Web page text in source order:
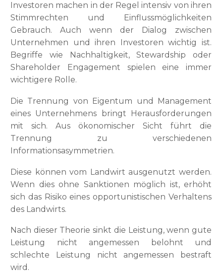
Investoren machen in der Regel intensiv von ihren
Stimmrechten und Einflussmöglichkeiten
Gebrauch. Auch wenn der Dialog zwischen
Unternehmen und ihren Investoren wichtig ist.
Begriffe wie Nachhaltigkeit, Stewardship oder
Shareholder Engagement spielen eine immer
wichtigere Rolle.
Die Trennung von Eigentum und Management
eines Unternehmens bringt Herausforderungen
mit sich. Aus ökonomischer Sicht führt die
Trennung zu verschiedenen
Informationsasymmetrien.
Diese können vom Landwirt ausgenutzt werden.
Wenn dies ohne Sanktionen möglich ist, erhöht
sich das Risiko eines opportunistischen Verhaltens
des Landwirts.
Nach dieser Theorie sinkt die Leistung, wenn gute
Leistung nicht angemessen belohnt und
schlechte Leistung nicht angemessen bestraft
wird.